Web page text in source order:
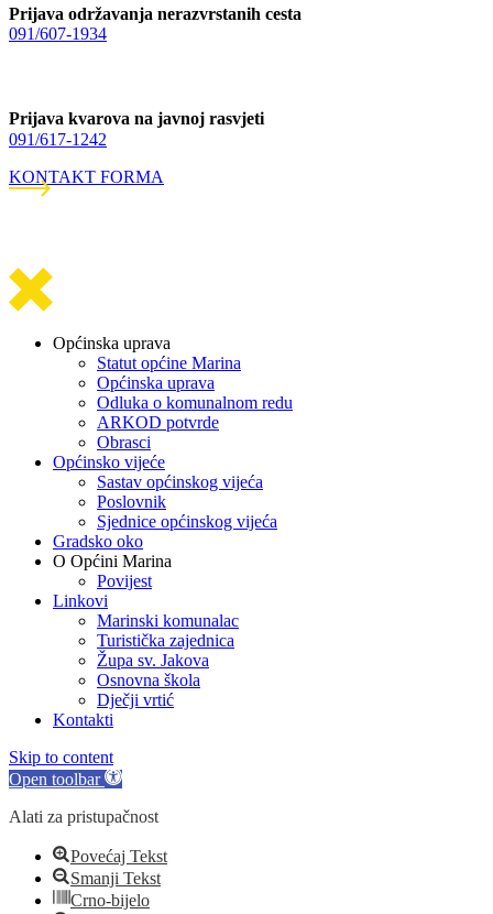
Prijava održavanja nerazvrstanih cesta
091/607-1934
Prijava kvarova na javnoj rasvjeti
091/617-1242
KONTAKT FORMA
Općinska uprava
Statut općine Marina
Općinska uprava
Odluka o komunalnom redu
ARKOD potvrde
Obrasci
Općinsko vijeće
Sastav općinskog vijeća
Poslovnik
Sjednice općinskog vijeća
Gradsko oko
O Općini Marina
Povijest
Linkovi
Marinski komunalac
Turistička zajednica
Župa sv. Jakova
Osnovna škola
Dječji vrtić
Kontakti
Skip to content
Open toolbar
Alati za pristupačnost
Povećaj Tekst
Smanji Tekst
Crno-bijelo